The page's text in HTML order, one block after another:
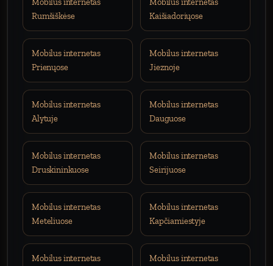
Rumšiškėse
Kaišiadoriųose
Mobilus internetas
Prienųose
Mobilus internetas
Jieznoje
Mobilus internetas
Alytuje
Mobilus internetas
Dauguose
Mobilus internetas
Druskininkuose
Mobilus internetas
Seirijuose
Mobilus internetas
Meteliuose
Mobilus internetas
Kapčiamiestyje
Mobilus internetas
Mobilus internetas